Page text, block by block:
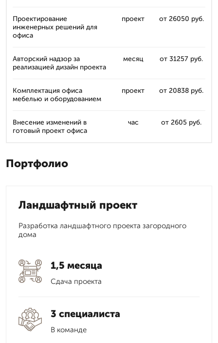
Проектирование
инженерных решений для
офиса
проект от 26050 руб.
Авторский надзор за
реализацией дизайн проекта
месяц от 31257 руб.
Комплектация офиса
мебелью и оборудованием
проект от 20838 руб.
Внесение изменений в
готовый проект офиса
час от 2605 руб.
Портфолио
Ландшафтный проект
Разработка ландшафтного проекта загородного
дома
1,5 месяца
Сдача проекта
3 специалиста
В команде